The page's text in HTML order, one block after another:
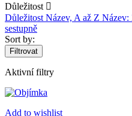
Důležitost 
Důležitost Název, A až Z Název:
sestupně
Sort by:
Filtrovat
Aktivní filtry
Add to wishlist